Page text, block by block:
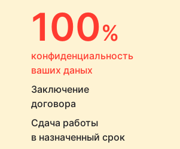
100%
конфиденциальность
ваших даных
Заключение
договора
Сдача работы
в назначенный срок